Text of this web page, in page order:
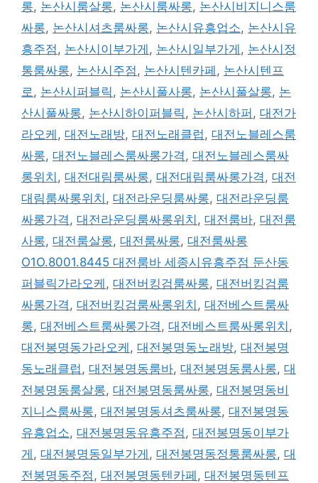
롱, 논산시룸살롱, 논산시룸싸롱, 논산시비지니스룸
싸롱, 논산시셔츠룸싸롱, 논산시유흥업소, 논산시유
흥주점 , 논산시이부가게 , 논산시일부가게 , 논산시정
통룸싸롱, 논산시주점 , 논산시텐카페 , 논산시텐프
로 , 논산시퍼블릭 , 논산시풀사롱, 논산시풀살롱, 논
산시풀싸롱, 논산시하이퍼블릭 , 논산시하퍼 , 대전가
라오케 , 대전노래방, 대전노래클럽 , 대전노블레스룸
싸롱, 대전노블레스룸싸롱가격 , 대전노블레스룸싸
롱위치 , 대전대림룸싸롱, 대전대림룸싸롱가격 , 대전
대림룸싸롱위치 , 대전라운딩룸싸롱, 대전라운딩룸
싸롱가격 , 대전라운딩룸싸롱위치 , 대전룸바, 대전룸
사롱, 대전룸살롱, 대전룸싸롱, 대전룸싸롱
O1O.8001.8445 대전룸바 세종시유흥주점 둔산동
퍼블릭가라오케 , 대전버킹검룸싸롱, 대전버킹검룸
싸롱가격 , 대전버킹검룸싸롱위치 , 대전베스트룸싸
롱, 대전베스트룸싸롱가격 , 대전베스트룸싸롱위치 ,
대전봉명동가라오케 , 대전봉명동노래방, 대전봉명
동노래클럽 , 대전봉명동룸바, 대전봉명동룸사롱, 대
전봉명동룸살롱, 대전봉명동룸싸롱, 대전봉명동비
지니스룸싸롱, 대전봉명동셔츠룸싸롱, 대전봉명동
유흥업소, 대전봉명동유흥주점 , 대전봉명동이부가
게 , 대전봉명동일부가게 , 대전봉명동정통룸싸롱, 대
전봉명동주점 , 대전봉명동텐카페 , 대전봉명동텐프